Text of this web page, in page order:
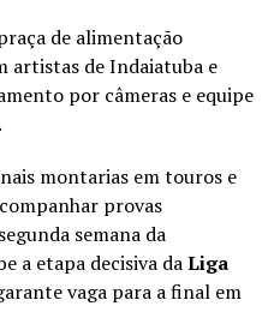
de alimentação
artistas de Indaiatuba e
por câmeras e equipe
montarias em touros e
provas
semana da
a etapa decisiva daLiga
vaga para a final em